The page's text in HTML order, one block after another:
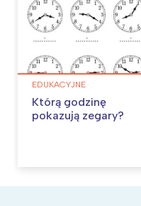
EDUKACYJNE
Którą godzinę
pokazują zegary?